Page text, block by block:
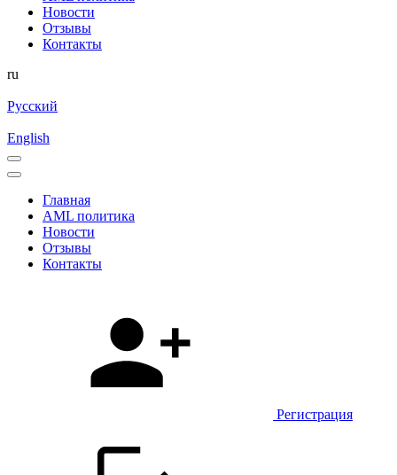
Новости
Отзывы
Контакты
ru
Русский
English
Главная
AML политика
Новости
Отзывы
Контакты
Регистрация